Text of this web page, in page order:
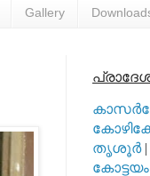
Gallery
തൃശൂര്‍|
കോട്ടയം